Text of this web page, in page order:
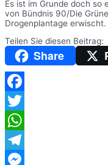
Es ist im Grunde doch so
von Bündnis 90/Die
Drogenplantage
Teilen Sie diesen Beitrag:
Share
Facebook
Twitter
WhatsApp
Telegram